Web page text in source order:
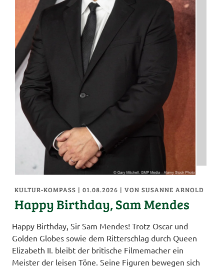
KULTUR-KOMPASS | 01.08.2026 | VON SUSANNE ARNOLD
Happy Birthday, Sam Mendes
Happy Birthday, Sir Sam Mendes! Trotz Oscar und
Golden Globes sowie dem Ritterschlag durch Queen
Elizabeth II. bleibt der britische Filmemacher ein
Meister der leisen Töne. Seine Figuren bewegen sich